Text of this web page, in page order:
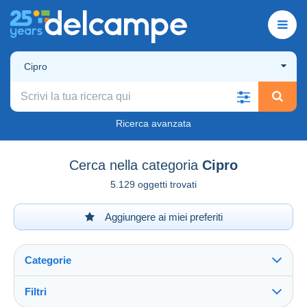
Cipro
Ricerca avanzata
Cerca nella categoria Cipro
5.129 oggetti trovati
Aggiungere ai miei preferiti
Categorie
Filtri